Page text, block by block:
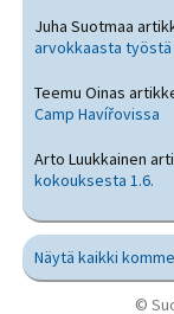
Juha Suotmaa
arvokkaasta
Teemu Oinas
Camp Havířovissa
Arto Luukkainen
kokouksesta 1.6.
Näytä kaikki
©